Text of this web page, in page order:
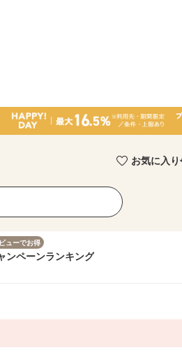
お気に入り
ューでお得
ンペーンランキング